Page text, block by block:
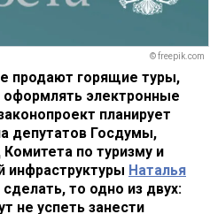
© freepik.com
продают горящие туры,
электронные
планирует
депутатов Госдумы,
по туризму и
инфраструктуры Наталья
сделать, то одно из двух:
не успеть занести